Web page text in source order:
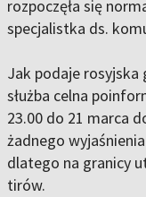
rozpoczęła się
specjalistka ds.
Jak podaje rosyjska
służba celna
23.00 do 21 marca
żadnego
dlatego na granicy
tirów.